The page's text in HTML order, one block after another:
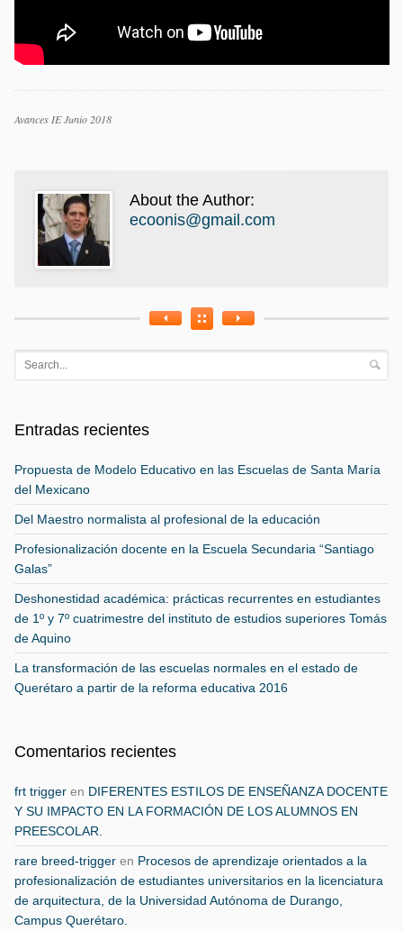
Categorías
Avances IE Junio 2018
About the Author:
ecoonis@gmail.com
Entradas recientes
Propuesta de Modelo Educativo en las Escuelas de Santa María
del Mexicano
Del Maestro normalista al profesional de la educación
Profesionalización docente en la Escuela Secundaria “Santiago
Galas”
Deshonestidad académica: prácticas recurrentes en estudiantes
de 1º y 7º cuatrimestre del instituto de estudios superiores Tomás
de Aquino
La transformación de las escuelas normales en el estado de
Querétaro a partir de la reforma educativa 2016
Comentarios recientes
frt triggeren DIFERENTES ESTILOS DE ENSEÑANZA DOCENTE
Y SU IMPACTO EN LA FORMACIÓN DE LOS ALUMNOS EN
PREESCOLAR.
rare breed-triggeren Procesos de aprendizaje orientados a la
profesionalización de estudiantes universitarios en la licenciatura
de arquitectura, de la Universidad Autónoma de Durango,
Campus Querétaro.